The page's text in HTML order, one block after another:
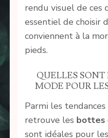
rendu visuel de ces
essentiel de choisir
conviennent à la
pieds.
QUELLES
MODE POUR
Parmi les
retrouve les bottes
sont idéales pour